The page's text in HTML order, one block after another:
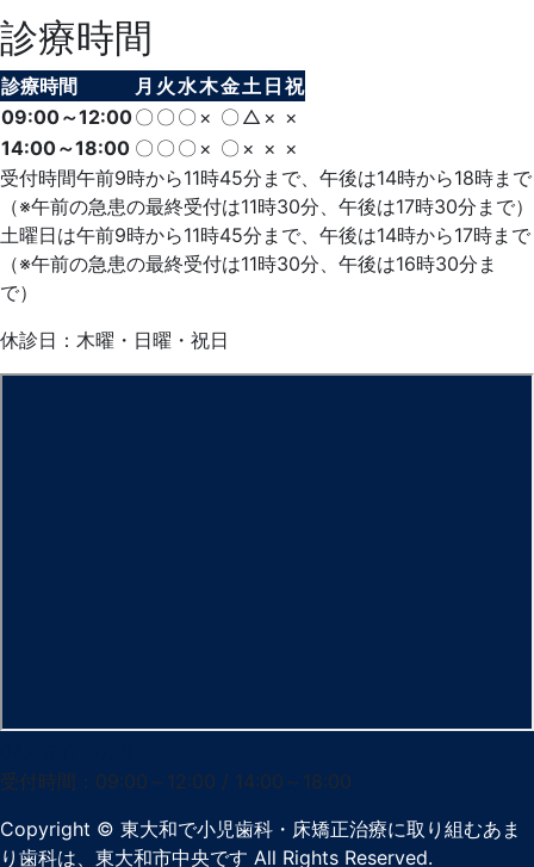
診療時間
診療時間 月 火水木金土 日 祝
09:00～12:00〇 〇 〇 × 〇 △ × ×
14:00～18:00 〇 〇 〇 × 〇 × × ×
受付時間午前9時から11時45分まで、午後は14時から18時まで
（※午前の急患の最終受付は11時30分、午後は17時30分まで）
土曜日は午前9時から11時45分まで、午後は14時から17時まで
（※午前の急患の最終受付は11時30分、午後は16時30分ま
で）
休診日：木曜・日曜・祝日
受付時間：09:00～12:00 / 14:00～18:00
Copyright © 東大和で小児歯科・床矯正治療に取り組むあま
り歯科は、東大和市中央です All Rights Reserved.